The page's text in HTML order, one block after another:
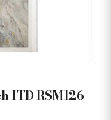
ITD RSM126